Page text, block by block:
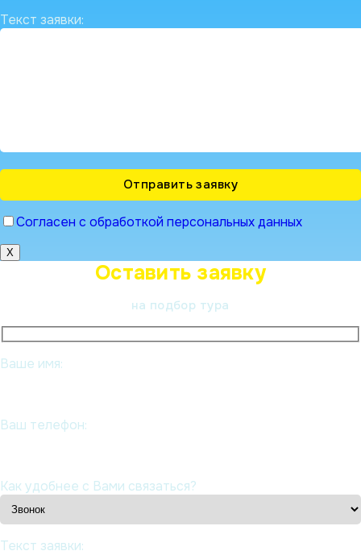
Текст заявки:
Согласен с обработкой персональных данных
X
Оставить заявку
на подбор тура
Ваше имя:
Ваш телефон:
Как удобнее с Вами связаться?
Текст заявки: